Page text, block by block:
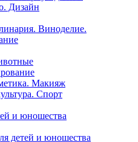
Дизайн
Виноделие.
Макияж
Спорт
и юношества
детей и юношества